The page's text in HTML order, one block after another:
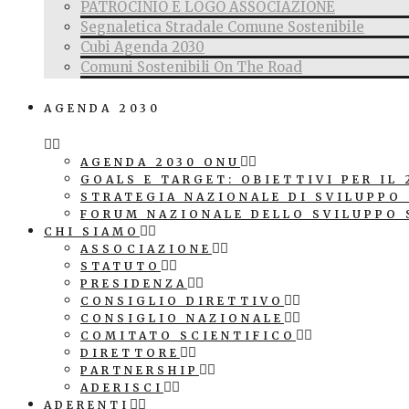
PATROCINIO E LOGO ASSOCIAZIONE
Segnaletica Stradale Comune Sostenibile
Cubi Agenda 2030
Comuni Sostenibili On The Road
AGENDA 2030
AGENDA 2030 ONU
GOALS E TARGET: OBIETTIVI PER IL
STRATEGIA NAZIONALE DI SVILUPPO
FORUM NAZIONALE DELLO SVILUPPO
CHI SIAMO
ASSOCIAZIONE
STATUTO
PRESIDENZA
CONSIGLIO DIRETTIVO
CONSIGLIO NAZIONALE
COMITATO SCIENTIFICO
DIRETTORE
PARTNERSHIP
ADERISCI
ADERENTI